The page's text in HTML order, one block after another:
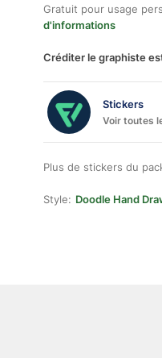
Gratuit pour usage
d'informations
Créditer le graphiste
Stickers
Voir toutes
Plus de stickers du
Style: Doodle Hand